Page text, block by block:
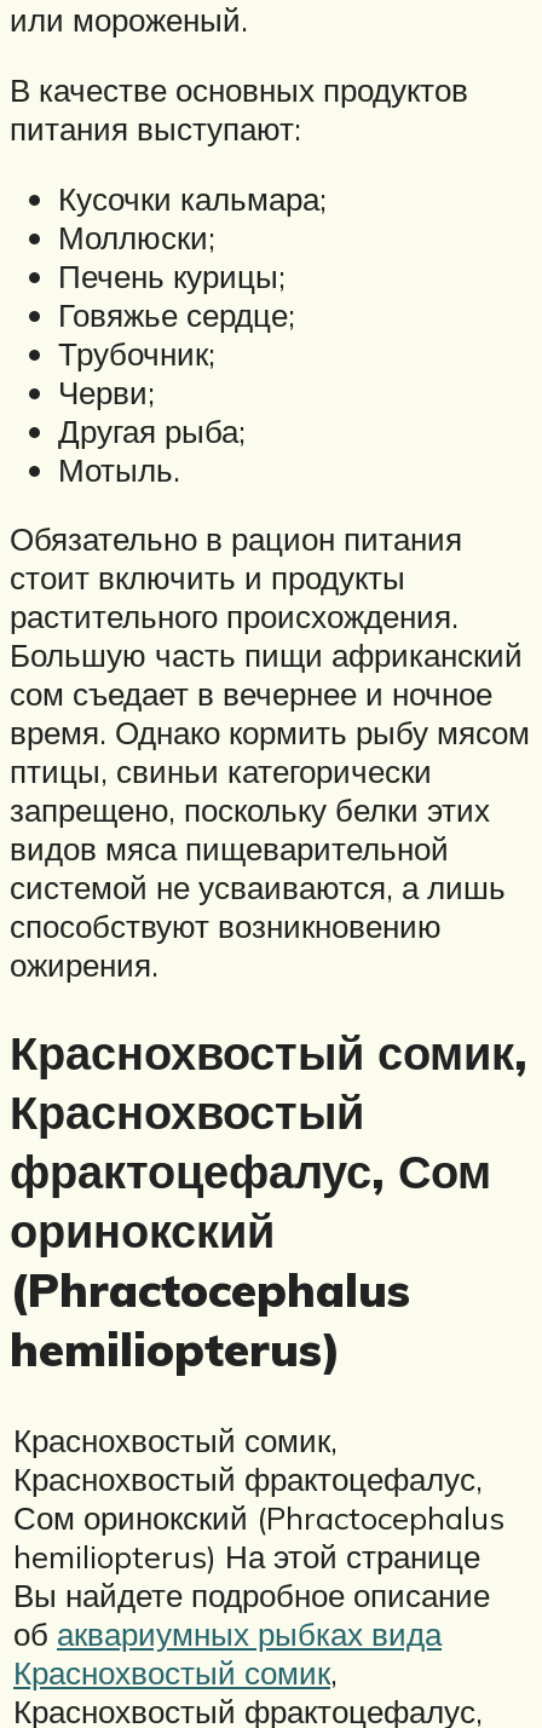
или мороженый.
В качестве основных продуктов
питания выступают:
Кусочки кальмара;
Моллюски;
Печень курицы;
Говяжье сердце;
Трубочник;
Черви;
Другая рыба;
Мотыль.
Обязательно в рацион питания
стоит включить и продукты
растительного происхождения.
Большую часть пищи африканский
сом съедает в вечернее и ночное
время. Однако кормить рыбу мясом
птицы, свиньи категорически
запрещено, поскольку белки этих
видов мяса пищеварительной
системой не усваиваются, а лишь
способствуют возникновению
ожирения.
Краснохвостый сомик,
Краснохвостый
фрактоцефалус, Сом
оринокский
(Phractocephalus
hemiliopterus)
Краснохвостый сомик,
Краснохвостый фрактоцефалус,
Сом оринокский (Phractocephalus
hemiliopterus) На этой странице
Вы найдете подробное описание
об аквариумных рыбках вида
Краснохвостый сомик,
Краснохвостый фрактоцефалус,